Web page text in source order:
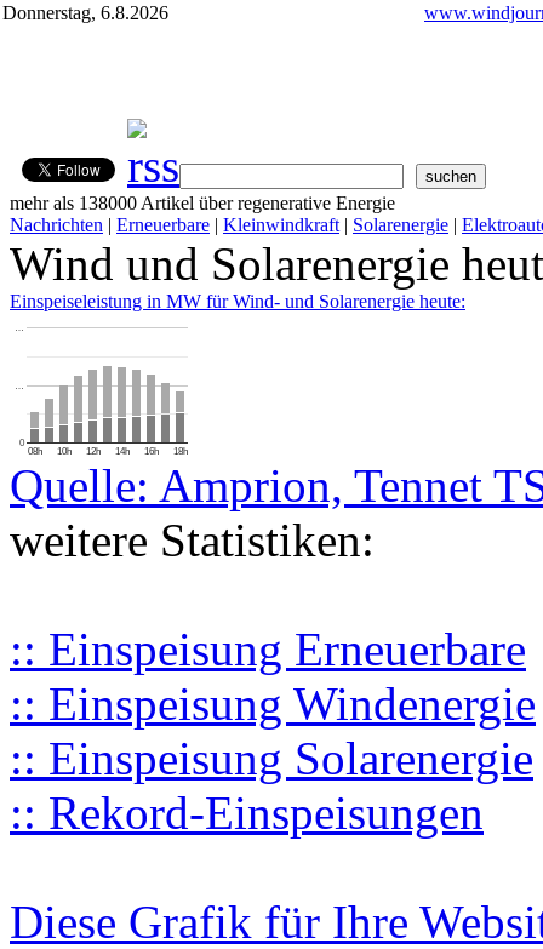
Donnerstag, 6.8.2026
mehr als 138000 Artikel über regenerative Energie
Nachrichten | Erneuerbare | Kleinwindkraft | Solarenergie |
Wind und Solarenergie
Einspeiseleistung in MW für Wind- und Solarenergie heute:
08h 10h 12h 14h 16h 18h
0
…
…
Quelle: Amprion, Tennet
weitere Statistiken:
:: Einspeisung Erneuerbare
:: Einspeisung Windenergie
:: Einspeisung Solarenergie
:: Rekord-Einspeisungen
Diese Grafik für Ihre